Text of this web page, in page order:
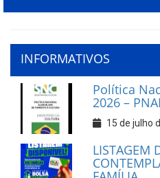
INFORMATIVOS
Política
2026 –
15 de julho
LISTAGEM